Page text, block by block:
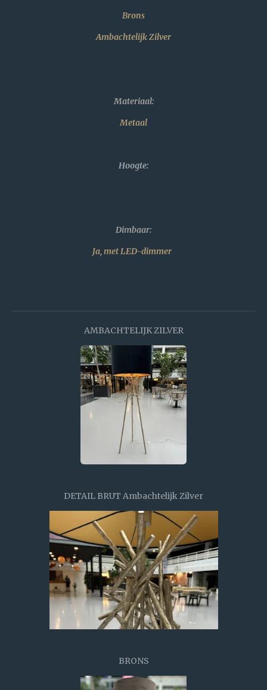
Brons
Ambachtelijk Zilver
Materiaal:
Metaal
Hoogte:
Dimbaar:
Ja, met LED-dimmer
AMBACHTELIJK ZILVER
DETAIL BRUT Ambachtelijk Zilver
BRONS